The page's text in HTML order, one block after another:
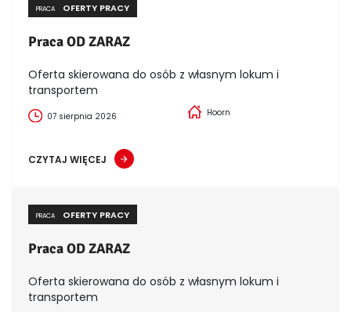
PRACA OFERTY PRACY
Praca OD ZARAZ
Oferta skierowana do osób z własnym lokum i
transportem
07 sierpnia 2026 Hoorn
CZYTAJ WIĘCEJ
PRACA OFERTY PRACY
Praca OD ZARAZ
Oferta skierowana do osób z własnym lokum i
transportem